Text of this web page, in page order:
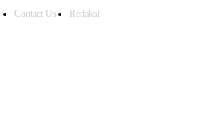
Contact Us Redaksi